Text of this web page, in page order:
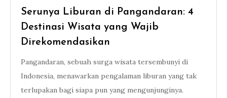
Serunya Liburan di Pangandaran: 4
Destinasi Wisata yang Wajib
Direkomendasikan
Pangandaran, sebuah surga wisata tersembunyi di
Indonesia, menawarkan pengalaman liburan yang tak
terlupakan bagi siapa pun yang mengunjunginya.